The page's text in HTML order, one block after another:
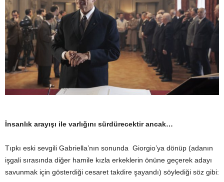
İnsanlık arayışı ile varlığını sürdürecektir ancak…
Tıpkı eski sevgili Gabriella’nın sonunda Giorgio’ya dönüp (adanın
işgali sırasında diğer hamile kızla erkeklerin önüne geçerek adayı
savunmak için gösterdiği cesaret takdire şayandı) söylediği söz gibi: